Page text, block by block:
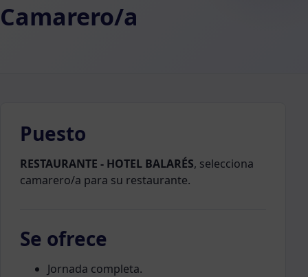
Camarero/a
Puesto
RESTAURANTE - HOTEL BALARÉS, selecciona
camarero/a para su restaurante.
Se ofrece
Jornada completa.